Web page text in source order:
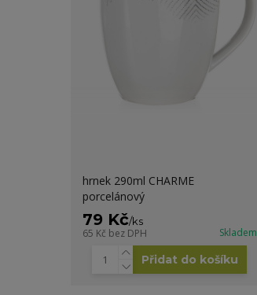
hrnek 290ml CHARME
porcelánový
79 Kč/ks
65 Kč bez DPH Skladem
Přidat do košíku